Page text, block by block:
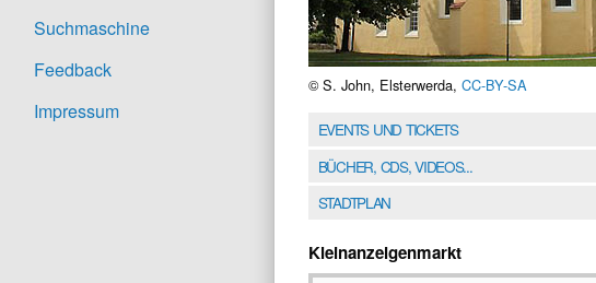
Suchmaschine
Feedback
Impressum
© S. John, Elsterwerda, CC-BY-SA
EVENTS UND TICKETS
BÜCHER, CDS, VIDEOS...
STADTPLAN
Kleinanzeigenmarkt